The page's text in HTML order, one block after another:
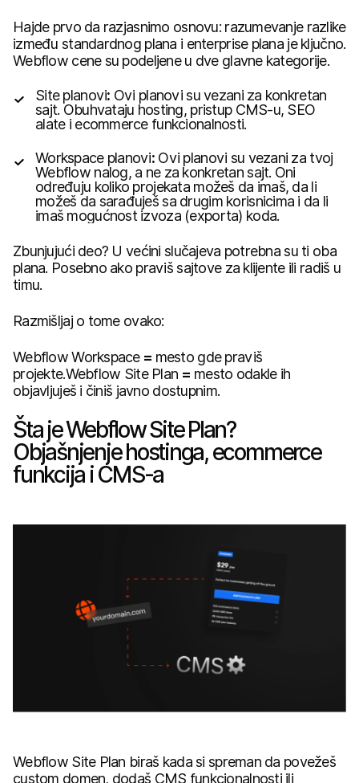
Hajde prvo da razjasnimo osnovu: razumevanje razlike
između standardnog plana i enterprise plana je ključno.
Webflow cene su podeljene u dve glavne kategorije.
Site planovi: Ovi planovi su vezani za konkretan
sajt. Obuhvataju hosting, pristup CMS-u, SEO
alate i ecommerce funkcionalnosti.
Workspace planovi: Ovi planovi su vezani za tvoj
Webflow nalog, a ne za konkretan sajt. Oni
određuju koliko projekata možeš da imaš, da li
možeš da sarađuješ sa drugim korisnicima i da li
imaš mogućnost izvoza (exporta) koda.
Zbunjujući deo? U većini slučajeva potrebna su ti oba
plana. Posebno ako praviš sajtove za klijente ili radiš u
timu.
Razmišljaj o tome ovako:
Webflow Workspace= mesto gde praviš
projekte.Webflow Site Plan = mesto odakle ih
objavljuješ i činiš javno dostupnim.
Šta je Webflow Site Plan?
Objašnjenje hostinga, ecommerce
funkcija i CMS-a
Webflow Site Plan biraš kada si spreman da povežeš
custom domen, dodaš CMS funkcionalnosti ili